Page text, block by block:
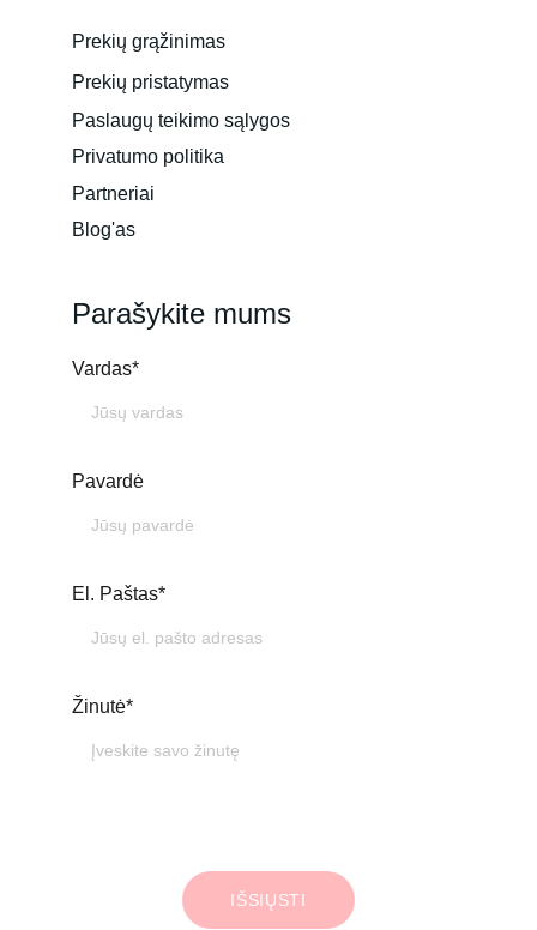
Parašykite mums
Vardas*
Pavardė
El. Paštas*
Žinutė*
IŠSIŲSTI
Paslaugų teikimo sąlygos
Prekių grąžinimas
Prekių pristatymas
Privatumo politika
Partneriai
Blog'as